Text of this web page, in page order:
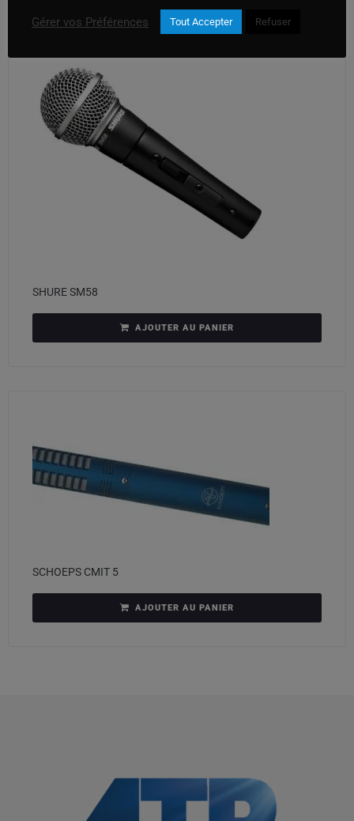
SHURE SM58
AJOUTER AU PANIER
SCHOEPS CMIT 5
AJOUTER AU PANIER
Gérer vos Préférences Tout Accepter Refuser